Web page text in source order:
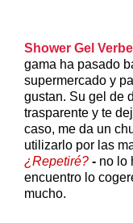
Shower Gel
gama ha pasado
supermercado y
gustan. Su gel de
trasparente y te
caso, me da un
utilizarlo por las
¿Repetiré? - no lo
encuentro lo
mucho.